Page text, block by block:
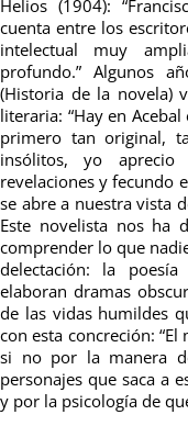
Helios (1904):
cuenta entre los
intelectual muy
profundo.” Algunos
(Historia de la novela)
literaria: “Hay en
primero tan original,
insólitos, yo
revelaciones y fecundo
se abre a nuestra vista
Este novelista nos ha
comprender lo que
delectación: la
elaboran dramas
de las vidas humildes
con esta concreción:
si no por la manera
personajes que saca a
y por la psicología de